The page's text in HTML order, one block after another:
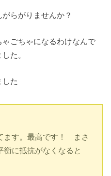
らがりませんか？
ごちゃになるわけなんで
た。
た
ます。最高です！ まさ
に抵抗がなくなると